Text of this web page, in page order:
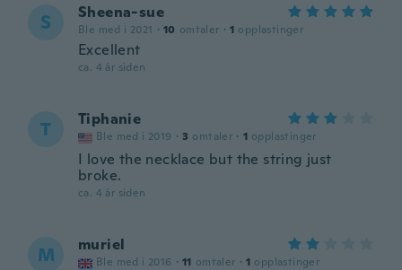
S Sheena-sue
Ble med i 2021 · 10 omtaler · 1 opplastinger
Excellent
ca. 4 år siden
T Tiphanie
Ble med i 2019 · 3 omtaler · 1 opplastinger
I love the necklace but the string just
broke.
ca. 4 år siden
M muriel
Ble med i 2016 · 11 omtaler · 1 opplastinger